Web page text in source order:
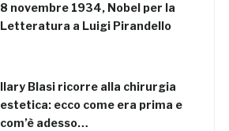
8 novembre 1934, Nobel per la
Letteratura a Luigi Pirandello
Ilary Blasi ricorre alla chirurgia
estetica: ecco come era prima e
com’è adesso…